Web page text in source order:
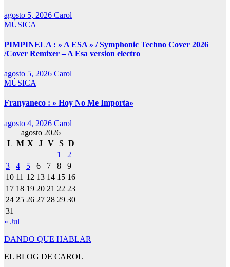
agosto 5, 2026 Carol
MÚSICA
PIMPINELA : » A ESA » / Symphonic Techno Cover 2026
/Cover Remixer – A Esa version electro
agosto 5, 2026 Carol
MÚSICA
Franyaneco : » Hoy No Me Importa»
agosto 4, 2026 Carol
agosto 2026
L M X J V S D
1
2
3
4 5 6 7 8
9
10 11 12 13 14 15 16
17 18 19 20 21 22 23
24 25 26 27 28 29 30
31
« Jul
DANDO QUE HABLAR
EL BLOG DE CAROL